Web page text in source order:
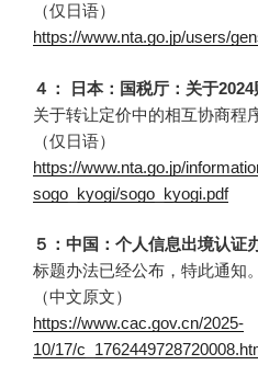
（仅日语）
https://www.nta.go.jp/users/
４： 日本：国税厅：关于2024
关于转让定价中的相互协商程
（仅日语）
https://www.nta.go.jp/
sogo_kyogi/sogo_kyogi.pdf
５：中国：个人信息出境认证
标题办法已经公布，特此通知。
（中文原文）
https://www.cac.gov.cn/2025-
10/17/